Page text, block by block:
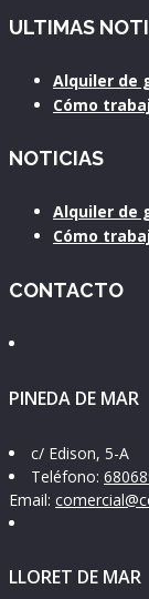
ULTIMAS
Alquiler de
Cómo
NOTICIAS
Alquiler de
Cómo
CONTACTO
PINEDA DE MAR
c/ Edison, 5-A
Teléfono:
Email:
LLORET DE MAR